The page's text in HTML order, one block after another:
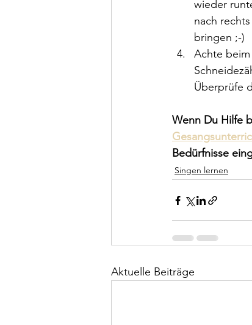
wieder
nach
bringen ;-)
Achte
Überprüfe
Wenn Du Hilfe
Bedürfnisse
Singen lernen
Aktuelle Beiträge